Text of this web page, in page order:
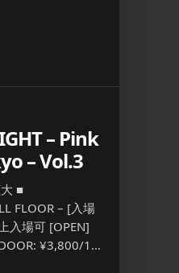
– Pink
– Vol.3
■
FLOOR – [入場
入場可 [OPEN]
¥3,800/1D